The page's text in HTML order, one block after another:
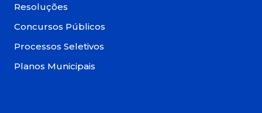
Resoluções
Concursos Públicos
Processos Seletivos
Planos Municipais